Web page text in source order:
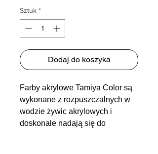
Sztuk *
Dodaj do koszyka
Farby akrylowe Tamiya Color są
wykonane z rozpuszczalnych w
wodzie żywic akrylowych i
doskonale nadają się do